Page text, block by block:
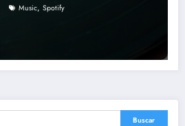
Music, Spotify